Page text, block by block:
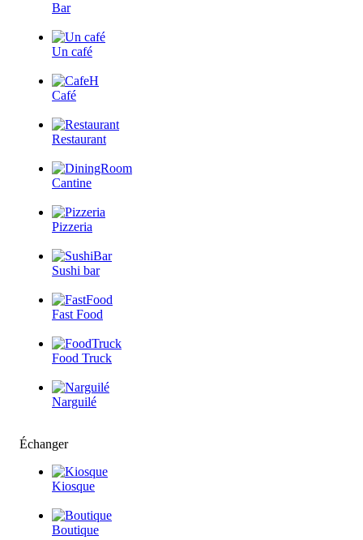
Bar
Un café
Café
Restaurant
Cantine
Pizzeria
Sushi bar
Fast Food
Food Truck
Narguilé
Échanger
Kiosque
Boutique